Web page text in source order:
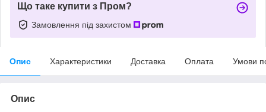
Що таке купити з Пром?
Замовлення під захистом
Опис Характеристики Доставка Оплата Умови
Опис